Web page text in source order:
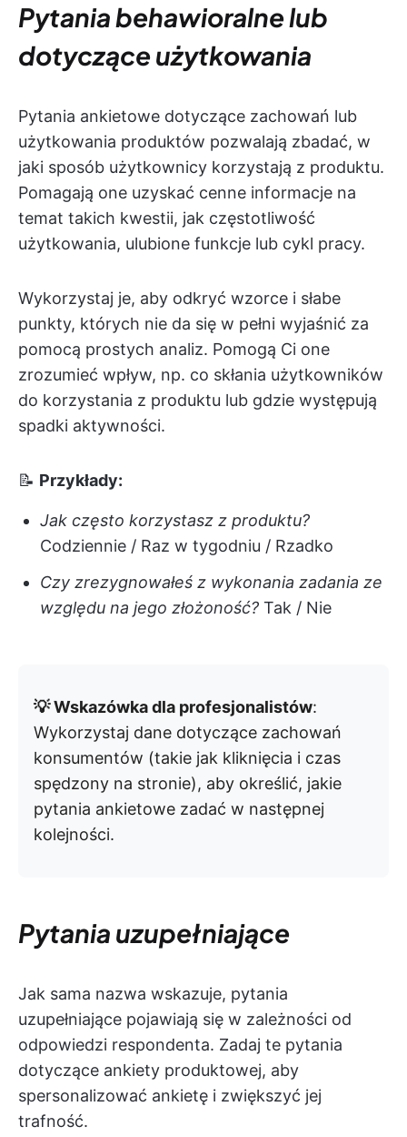
Pytania behawioralne lub
dotyczące użytkowania
Pytania ankietowe dotyczące zachowań lub
użytkowania produktów pozwalają zbadać, w
jaki sposób użytkownicy korzystają z produktu.
Pomagają one uzyskać cenne informacje na
temat takich kwestii, jak częstotliwość
użytkowania, ulubione funkcje lub cykl pracy.
Wykorzystaj je, aby odkryć wzorce i słabe
punkty, których nie da się w pełni wyjaśnić za
pomocą prostych analiz. Pomogą Ci one
zrozumieć wpływ, np. co skłania użytkowników
do korzystania z produktu lub gdzie występują
spadki aktywności.
📝 Przykłady:
Jak często korzystasz z produktu?
Codziennie / Raz w tygodniu / Rzadko
Czy zrezygnowałeś z wykonania zadania ze
względu na jego złożoność? Tak / Nie
💡 Wskazówka dla profesjonalistów:
Wykorzystaj dane dotyczące zachowań
konsumentów (takie jak kliknięcia i czas
spędzony na stronie), aby określić, jakie
pytania ankietowe zadać w następnej
kolejności.
Pytania uzupełniające
Jak sama nazwa wskazuje, pytania
uzupełniające pojawiają się w zależności od
odpowiedzi respondenta. Zadaj te pytania
dotyczące ankiety produktowej, aby
spersonalizować ankietę i zwiększyć jej
trafność.